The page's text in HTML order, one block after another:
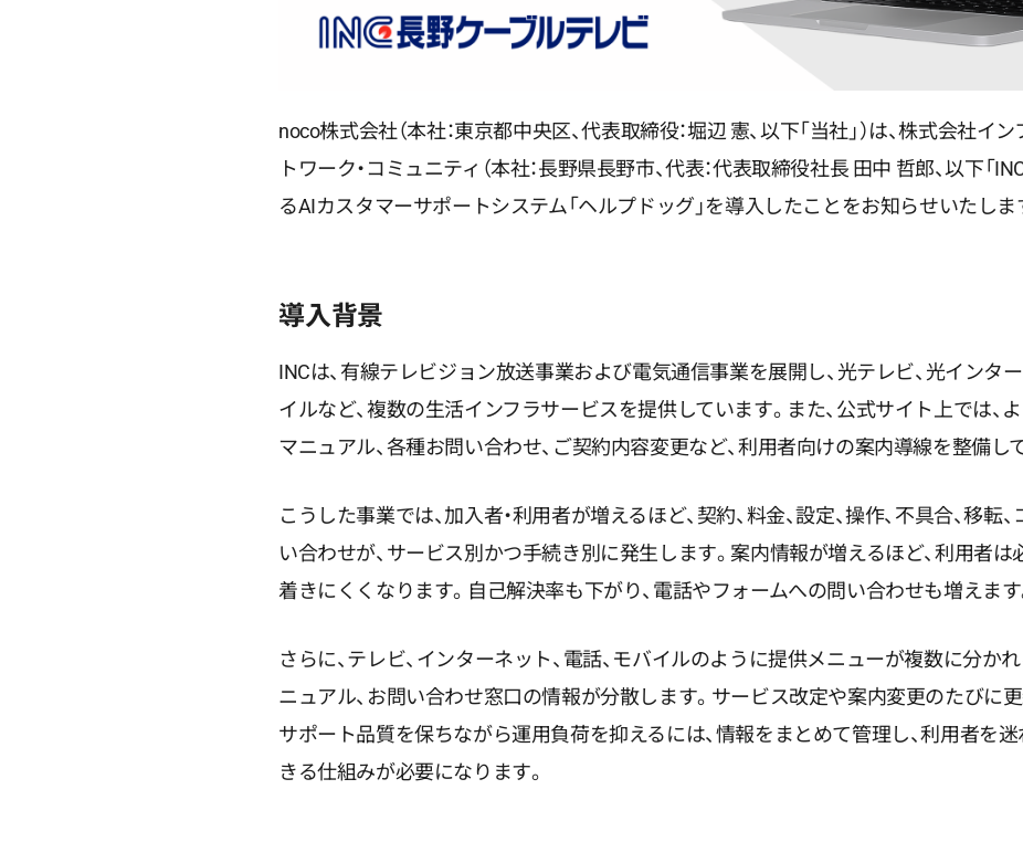
noco株式会社（本社：東京都中央区、代表取締役：堀辺 憲、以下「当社」）は、株式会社イ
トワーク・コミュニティ（本社：長野県長野市、代表：代表取締役社長 田中 哲郎、以下「
るAIカスタマーサポートシステム「ヘルプドッグ」を導入したことをお知らせいたしま
導入背景
INCは、有線テレビジョン放送事業および電気通信事業を展開し、光テレビ、光インター
イルなど、複数の生活インフラサービスを提供しています。また、公式サイト上では、
マニュアル、各種お問い合わせ、ご契約内容変更など、利用者向けの案内導線を整備し
こうした事業では、加入者・利用者が増えるほど、契約、料金、設定、操作、不具合、移転
い合わせが、サービス別かつ手続き別に発生します。案内情報が増えるほど、利用者は
着きにくくなります。自己解決率も下がり、電話やフォームへの問い合わせも増えます
さらに、テレビ、インターネット、電話、モバイルのように提供メニューが複数に分かれ
ニュアル、お問い合わせ窓口の情報が分散します。サービス改定や案内変更のたびに
サポート品質を保ちながら運用負荷を抑えるには、情報をまとめて管理し、利用者を迷
きる仕組みが必要になります。